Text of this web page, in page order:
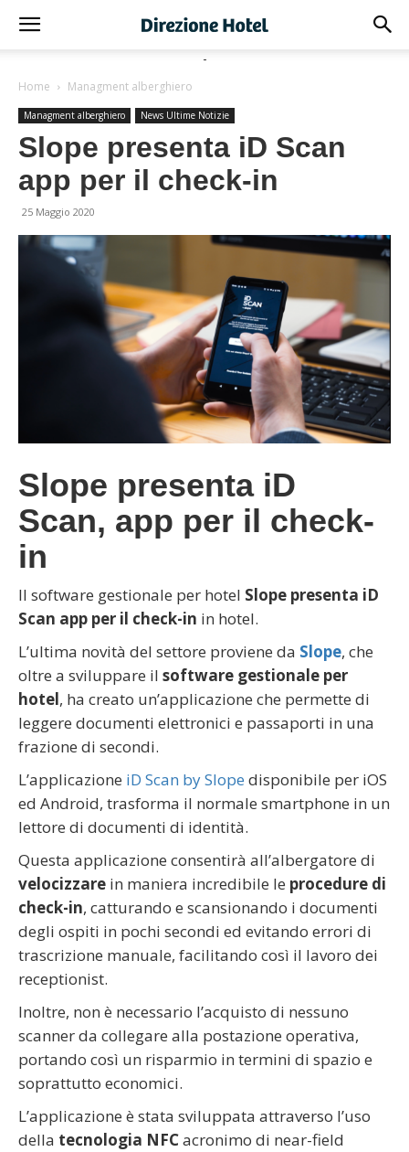
-
Home Managment alberghiero
Managment alberghiero News Ultime Notizie
Slope presenta iD Scan
app per il check-in
25 Maggio 2020
Slope presenta iD
Scan, app per il check-
in
Il software gestionale per hotel Slope presenta iD
Scan app per il check-in in hotel.
L’ultima novità del settore proviene da Slope, che
oltre a sviluppare il software gestionale per
hotel, ha creato un’applicazione che permette di
leggere documenti elettronici e passaporti in una
frazione di secondi.
L’applicazione iD Scan by Slope disponibile per iOS
ed Android, trasforma il normale smartphone in un
lettore di documenti di identità.
Questa applicazione consentirà all’albergatore di
velocizzare in maniera incredibile le procedure di
check-in, catturando e scansionando i documenti
degli ospiti in pochi secondi ed evitando errori di
trascrizione manuale, facilitando così il lavoro dei
receptionist.
Inoltre, non è necessario l’acquisto di nessuno
scanner da collegare alla postazione operativa,
portando così un risparmio in termini di spazio e
soprattutto economici.
L’applicazione è stata sviluppata attraverso l’uso
della tecnologia NFCacronimo di near-field